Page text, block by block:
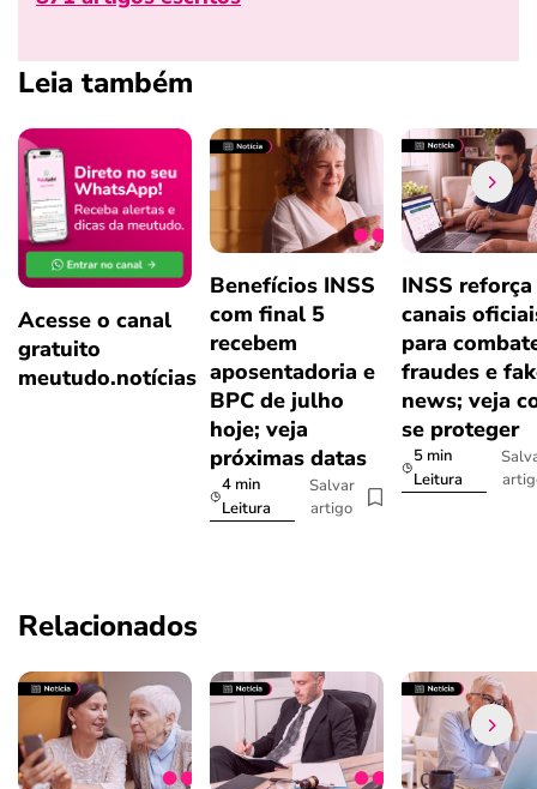
Leia também
Acesse o canal
gratuito
meutudo.notícias
Benefícios INSS
com final 5
recebem
aposentadoria e
BPC de julho
hoje; veja
próximas datas
4 min
Leitura
Salvar
artigo
INSS reforça
canais
para
fraudes e
news; veja
se proteger
5 min
Leitura
Relacionados